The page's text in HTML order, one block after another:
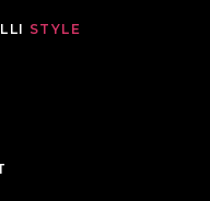
STYLE